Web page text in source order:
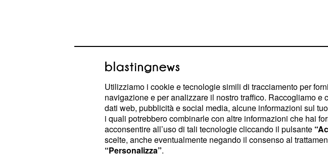
Un titolo molto evocativo, una up - tempo esplosiva perfetta
per la grande audience radiofonica ma anche una canzone
dal forte spirito critico, che porta a pensare alla società che
Utilizziamo i cookie e tecnologie simili di tracciamento per
navigazione e per analizzare il nostro traffico. Raccogliamo e
dati web, pubblicità e social media, alcune informazioni sul
i quali potrebbero combinarle con altre informazioni che hai
acconsentire all’uso di tali tecnologie cliccando il pulsante
scelte, anche eventualmente negando il consenso al
“Personalizza”.